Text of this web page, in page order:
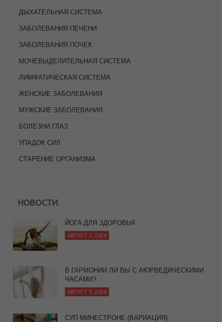
ДЫХАТЕЛЬНАЯ СИСТЕМА
ЗАБОЛЕВАНИЯ ПЕЧЕНИ
ЗАБОЛЕВАНИЯ ПОЧЕК
МОЧЕВЫДЕЛИТЕЛЬНАЯ СИСТЕМА
ЛИМФАТИЧЕСКАЯ СИСТЕМА
ЖЕНСКИЕ ЗАБОЛЕВАНИЯ
МУЖСКИЕ ЗАБОЛЕВАНИЯ
БОЛЕЗНИ ГЛАЗ
УПАДОК СИЛ
СТАРЕНИЕ ОРГАНИЗМА
НОВОСТИ
ЙОГА ДЛЯ ЗДОРОВЬЯ
АВГУСТ 7, 2026
В ГАРМОНИИ ЛИ ВЫ С АЮРВЕДИЧЕСКИМИ
ЧАСАМИ?
АВГУСТ 7, 2026
СУП МИНЕСТРОНЕ (ВАРИАЦИЯ)